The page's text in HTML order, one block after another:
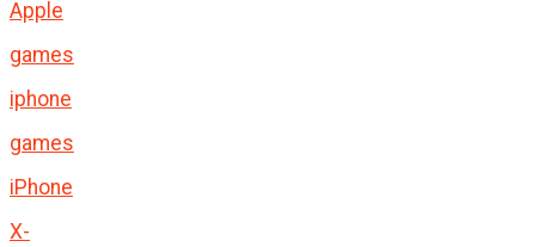
Apple
games
iphone
games
iPhone
X-